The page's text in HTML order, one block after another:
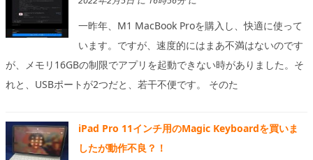
一昨年、M1 MacBook Proを購入し、快適に使って
います。ですが、速度的にはまあ不満はないのです
が、メモリ16GBの制限でアプリを起動できない時がありました。そ
れと、USBポートが2つだと、若干不便です。 そのた
iPad Pro 11インチ用のMagic Keyboardを買いま
したが動作不良？！